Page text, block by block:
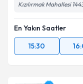
Kızılırmak Mahallesi
En Yakın Saatler
15:30